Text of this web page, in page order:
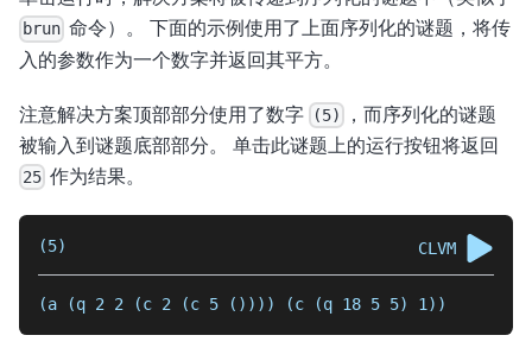
brun 命令）。 下面的示例使用了上面序列化的谜题，将传
入的参数作为一个数字并返回其平方。
注意解决方案顶部部分使用了数字 (5)
，而序列化的谜题
被输入到谜题底部部分。 单击此谜题上的运行按钮将返回
25 作为结果。
(5)
(a (q 2 2 (c 2 (c 5 ()))) (c (q 18 5 5) 1))
CLVM